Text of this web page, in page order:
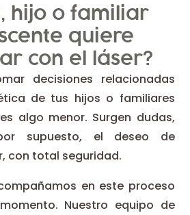
hijo o familiar
quiere
con el láser?
decisiones relacionadas
de tus hijos o familiares
algo menor. Surgen dudas,
supuesto, el deseo de
con total seguridad.
en este proceso
Nuestro equipo de